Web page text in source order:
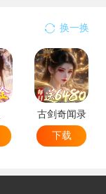
换一换
古剑奇闻录
下载